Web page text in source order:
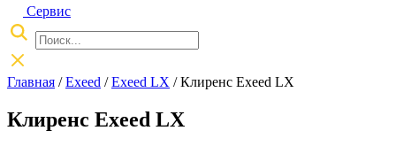
Сервис
Главная /Exeed /Exeed LX / Клиренс Exeed LX
Клиренс Exeed LX